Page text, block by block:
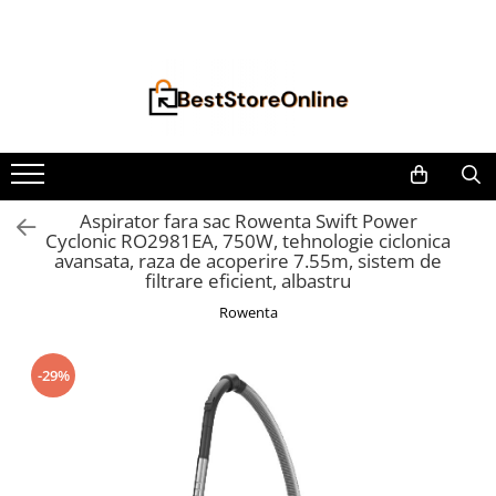
Accesorii aparate climatizare
Accesorii console gaming
Accesorii si Piese Aspiratoare
Aspiratoare Universale
Dyson
iRobot Roomba
Tefal Rowenta X-Force Flex
Aspirator fara sac Rowenta Swift Power
Cyclonic RO2981EA, 750W, tehnologie ciclonica
avansata, raza de acoperire 7.55m, sistem de
filtrare eficient, albastru
Rowenta
-29%